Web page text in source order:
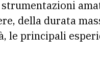
strumentazioni
della durata
le principali